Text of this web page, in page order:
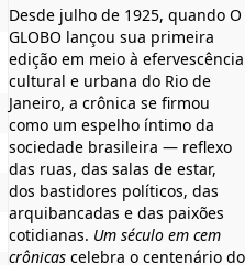
Desde julho de 1925, quando O
GLOBO lançou sua primeira
edição em meio à efervescência
cultural e urbana do Rio de
Janeiro, a crônica se firmou
como um espelho íntimo da
sociedade brasileira — reflexo
das ruas, das salas de estar,
dos bastidores políticos, das
arquibancadas e das paixões
cotidianas. Um século em cem
crônicas celebra o centenário do